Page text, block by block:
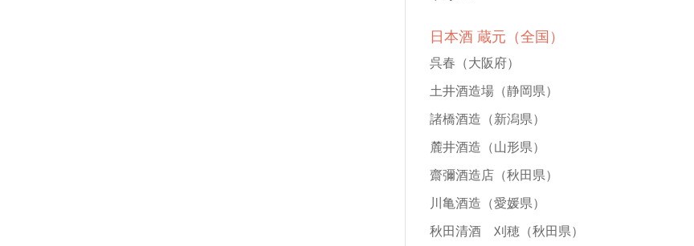
日本酒 蔵元（全国）
呉春 （大阪府）
土井酒造場 （静岡県）
諸橋酒造 （新潟県）
麓井酒造 （山形県）
齋彌酒造店 （秋田県）
川亀酒造 （愛媛県）
秋田清酒 刈穂 （秋田県）